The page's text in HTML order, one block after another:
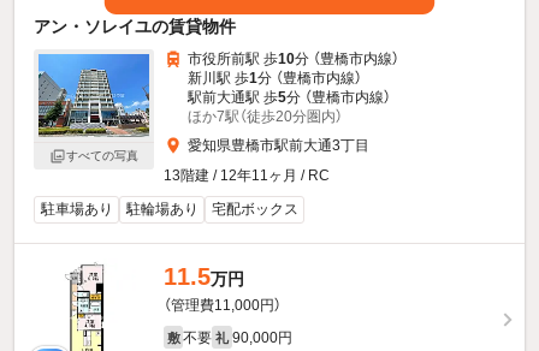
アン・ソレイユの賃貸物件
すべての写真
市役所前駅 歩10分 （豊橋市内線）
新川駅 歩1分 （豊橋市内線）
駅前大通駅 歩5分 （豊橋市内線）
ほか7駅（徒歩20分圏内）
愛知県豊橋市駅前大通3丁目
13階建 / 12年11ヶ月 / RC
駐車場あり
駐輪場あり 宅配ボックス
11.5万円
（管理費11,000円）
敷 不要 礼 90,000円